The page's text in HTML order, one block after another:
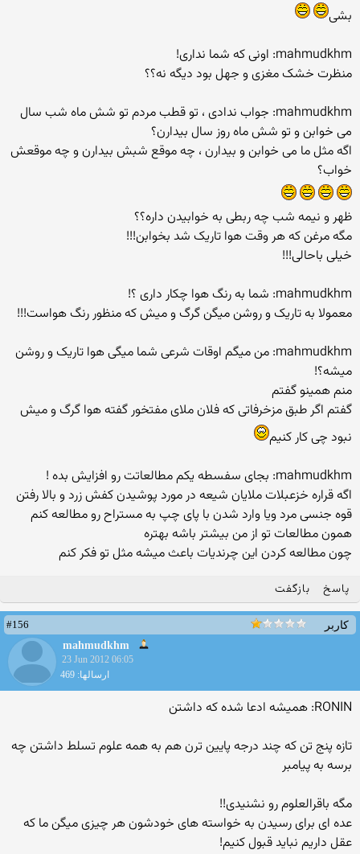
بشی
mahmudkhm: اونی که شما نداری!
منظرت خشک مغزی و جهل بود دیگه نه؟؟
mahmudkhm: جواب ندادی ، تو قطب مردم تو شش ماه شب سال
می خوابن و تو شش ماه روز سال بیدارن؟
اگه مثل ما می خوابن و بیدارن ، چه موقع شبش بیدارن و چه موقعش
خواب؟
ظهر و نیمه شب چه ربطی به خوابیدن داره؟؟
مگه مرغن که هر وقت هوا تاریک شد بخوابن!!!
خیلی باحالی!!!
mahmudkhm: شما به رنگ هوا چکار داری ؟!
معمولا به تاریک و روشن میگن گرگ و میش که منظور رنگ هواست!!!
mahmudkhm: من میگم اوقات شرعی شما میگی هوا تاریک و روشن
میشه؟!
منم همینو گفتم
گفتم اگر طبق مزخرفاتی که فلان ملای مفتخور گفته هوا گرگ و میش
نبود چی کار کنیم
mahmudkhm: بجای سفسطه یکم مطالعاتت رو افزایش بده !
اگه قراره خزعبلات ملایان شیعه در مورد پوشیدن کفش زرد و بالا رفتن
قوه جنسی مرد ویا وارد شدن با پای چپ به مستراح رو مطالعه کنم
همون مطالعات تو از من بیشتر باشه بهتره
چون مطالعه کردن این چرندیات باعث میشه مثل تو فکر کنم
پاسخ بازگفت
کاربر
#156
mahmudkhm
23 Jun 2012 06:05
ارسالها: 469
RONIN: همیشه ادعا شده که داشتن
تازه پنج تن که چند درجه پایین ترن هم به همه علوم تسلط داشتن چه
برسه به پیامبر
مگه باقرالعلوم رو نشنیدی!!
عده ای برای رسیدن به خواسته های خودشون هر چیزی میگن ما که
عقل داریم نباید قبول کنیم!